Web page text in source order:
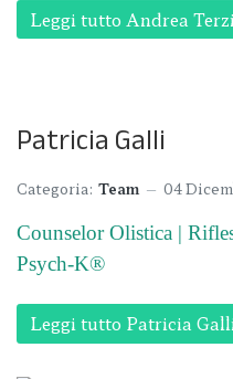
Leggi tutto Andrea
Patricia Galli
Categoria: Team 04
Counselor Olistica |
Psych-K®
Leggi tutto Patricia